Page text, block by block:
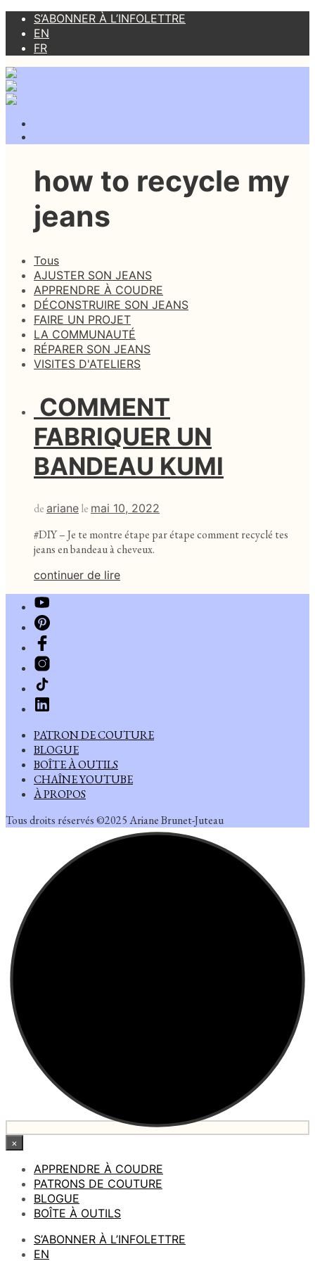
S’ABONNER À L’INFOLETTRE
EN
FR
how to recycle my
jeans
Tous
AJUSTER SON JEANS
APPRENDRE À COUDRE
DÉCONSTRUIRE SON JEANS
FAIRE UN PROJET
LA COMMUNAUTÉ
RÉPARER SON JEANS
VISITES D'ATELIERS
COMMENT
FABRIQUER UN
BANDEAU KUMI
de ariane le mai 10, 2022
#DIY – Je te montre étape par étape comment recyclé tes
jeans en bandeau à cheveux.
continuer de lire
PATRON DE COUTURE
BLOGUE
BOÎTE À OUTILS
CHAÎNE YOUTUBE
À PROPOS
Tous droits réservés ©2025 Ariane Brunet-Juteau
×
APPRENDRE À COUDRE
PATRONS DE COUTURE
BLOGUE
BOÎTE À OUTILS
S’ABONNER À L’INFOLETTRE
EN